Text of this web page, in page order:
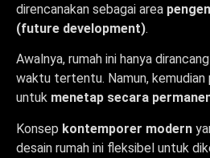
direncanakan sebagai area
(future development).
Awalnya, rumah ini hanya
waktu tertentu. Namun,
untuk menetap secara
Konsep kontemporer modern
desain rumah ini fleksibel untuk